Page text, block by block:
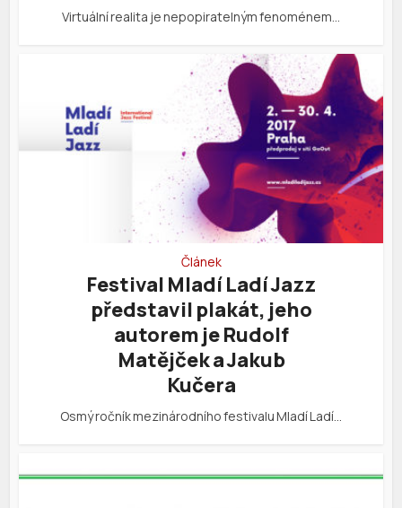
Virtuální realita je nepopiratelným fenoménem…
Článek
Festival Mladí Ladí Jazz
představil plakát, jeho
autorem je Rudolf
Matějček a Jakub
Kučera
Osmý ročník mezinárodního festivalu Mladí Ladí…